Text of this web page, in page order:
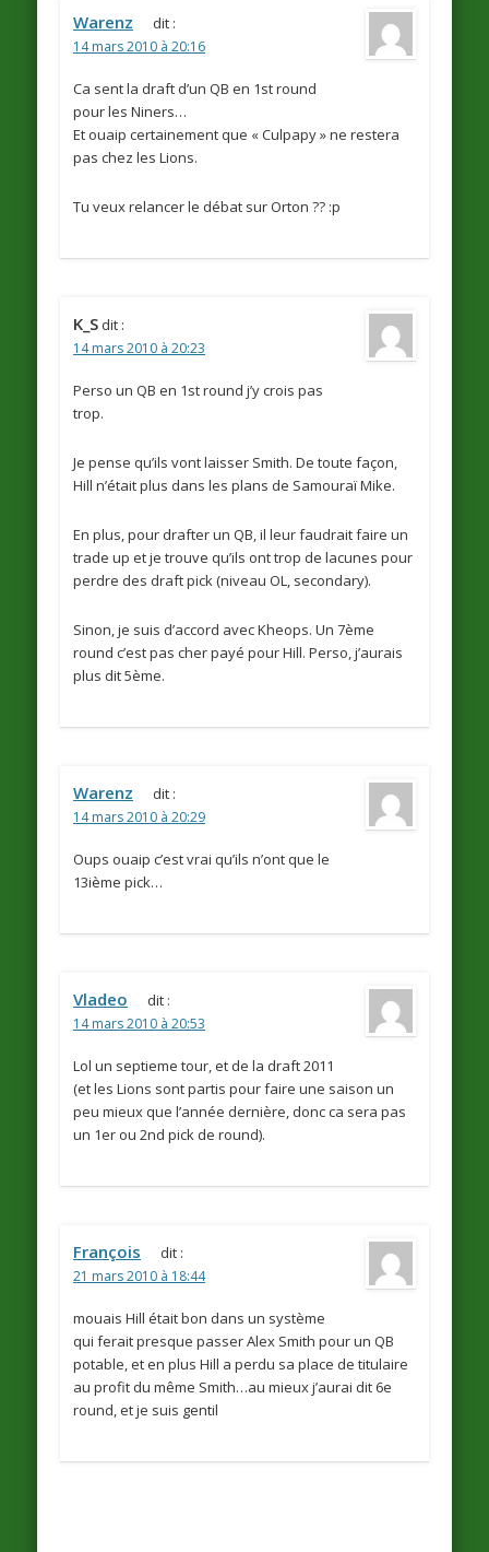
Warenz dit :
14 mars 2010 à 20:16
Ca sent la draft d’un QB en 1st round
pour les Niners…
Et ouaip certainement que « Culpapy » ne restera
pas chez les Lions.
Tu veux relancer le débat sur Orton ?? :p
K_S dit :
14 mars 2010 à 20:23
Perso un QB en 1st round j’y crois pas
trop.
Je pense qu’ils vont laisser Smith. De toute façon,
Hill n’était plus dans les plans de Samouraï Mike.
En plus, pour drafter un QB, il leur faudrait faire un
trade up et je trouve qu’ils ont trop de lacunes pour
perdre des draft pick (niveau OL, secondary).
Sinon, je suis d’accord avec Kheops. Un 7ème
round c’est pas cher payé pour Hill. Perso, j’aurais
plus dit 5ème.
Warenz dit :
14 mars 2010 à 20:29
Oups ouaip c’est vrai qu’ils n’ont que le
13ième pick…
Vladeo dit :
14 mars 2010 à 20:53
Lol un septieme tour, et de la draft 2011
(et les Lions sont partis pour faire une saison un
peu mieux que l’année dernière, donc ca sera pas
un 1er ou 2nd pick de round).
François dit :
21 mars 2010 à 18:44
mouais Hill était bon dans un système
qui ferait presque passer Alex Smith pour un QB
potable, et en plus Hill a perdu sa place de titulaire
au profit du même Smith…au mieux j’aurai dit 6e
round, et je suis gentil